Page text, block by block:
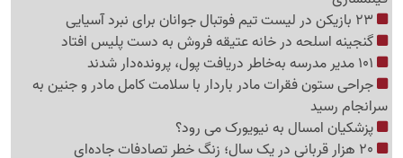
گنجینه اسلحه در خانه عتیقه فروش به دست پلیس افتاد
جراحی ستون فقرات مادر باردار با سلامت کامل مادر و جنین به
سرانجام رسید
پزشکیان امسال به نیویورک می رود؟